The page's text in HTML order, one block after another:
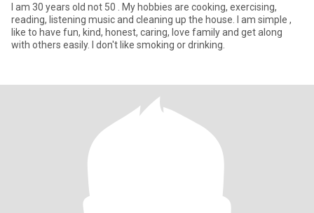
I am 30 years old not 50 . My hobbies are cooking, exercising,
reading, listening music and cleaning up the house. I am simple ,
like to have fun, kind, honest, caring, love family and get along
with others easily. I don't like smoking or drinking.